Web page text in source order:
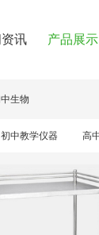
讯 产品展示
生物
初中教学仪器 高